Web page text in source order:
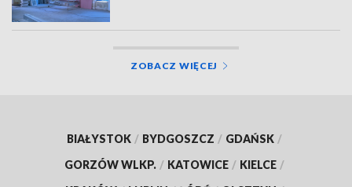
ZOBACZ WIĘCEJ
BIAŁYSTOK / BYDGOSZCZ / GDAŃSK /
GORZÓW WLKP. / KATOWICE / KIELCE /